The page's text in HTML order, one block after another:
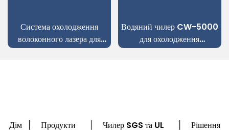
Система охолодження
волоконного лазера для
лазерного різання листового
Водяний чилер CW-5000
для охолодження
стоматологічного
Дім Продукти Чилер SGS та UL Рішення